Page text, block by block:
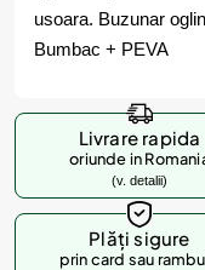
usoara. Buzunar
Bumbac + PEVA
Livrare rapida
oriunde in
(v. detalii)
Plăți sigure
prin card sau